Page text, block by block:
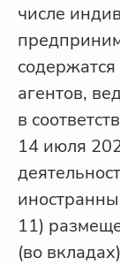
числе
агентов,
в
14 июля
11)
(во